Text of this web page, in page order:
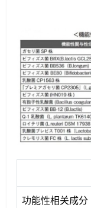
功能性标
功能性相关成分